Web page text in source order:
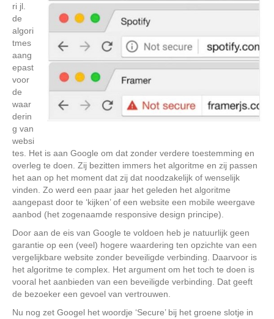
ri jl.
de
algori
tmes
aang
epast
voor
de
waar
derin
g van
websi
tes. Het is aan Google om dat zonder verdere toestemming en
overleg te doen. Zij bezitten immers het algoritme en zij passen
het aan op het moment dat zij dat noodzakelijk of wenselijk
vinden. Zo werd een paar jaar het geleden het algoritme
aangepast door te ‘kijken’ of een website een mobile weergave
aanbod (het zogenaamde responsive design principe).
Door aan de eis van Google te voldoen heb je natuurlijk geen
garantie op een (veel) hogere waardering ten opzichte van een
vergelijkbare website zonder beveiligde verbinding. Daarvoor is
het algoritme te complex. Het argument om het toch te doen is
vooral het aanbieden van een beveiligde verbinding. Dat geeft
de bezoeker een gevoel van vertrouwen.
Nu nog zet Googel het woordje ‘Secure’ bij het groene slotje in